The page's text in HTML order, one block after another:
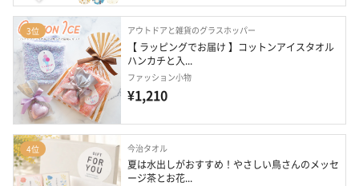
3位 アウトドアと雑貨のグラスホッパー
【 ラッピングでお届け 】コットンアイスタオル
ハンカチと入...
ファッション小物
¥1,210
4位 今治タオル
夏は水出しがおすすめ！やさしい鳥さんのメッセ
ージ茶とお花...